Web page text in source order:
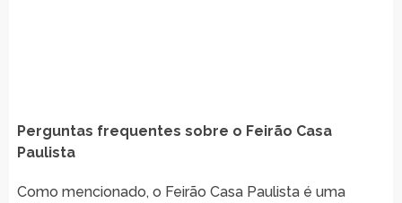
Perguntas frequentes sobre o Feirão Casa
Paulista
Como mencionado, o Feirão Casa Paulista é uma